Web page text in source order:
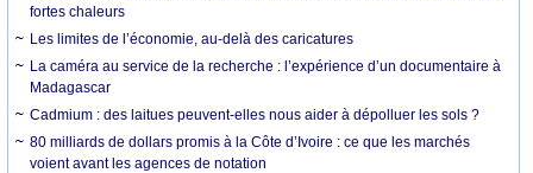
fortes chaleurs
Les limites de l’économie, au-delà des caricatures
La caméra au service de la recherche : l’expérience d’un documentaire à
Madagascar
Cadmium : des laitues peuvent-elles nous aider à dépolluer les sols ?
80 milliards de dollars promis à la Côte d’Ivoire : ce que les marchés
voient avant les agences de notation